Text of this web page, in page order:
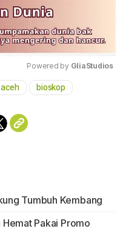
Mute
Powered by GliaStudios
bioskop
Tumbuh Kembang
Pakai Promo